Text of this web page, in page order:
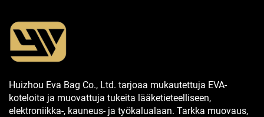
Huizhou Eva Bag Co., Ltd. tarjoaa mukautettuja EVA-
koteloita ja muovattuja tukeita lääketieteelliseen,
elektroniikka-, kauneus- ja työkalualaan. Tarkka muovaus,